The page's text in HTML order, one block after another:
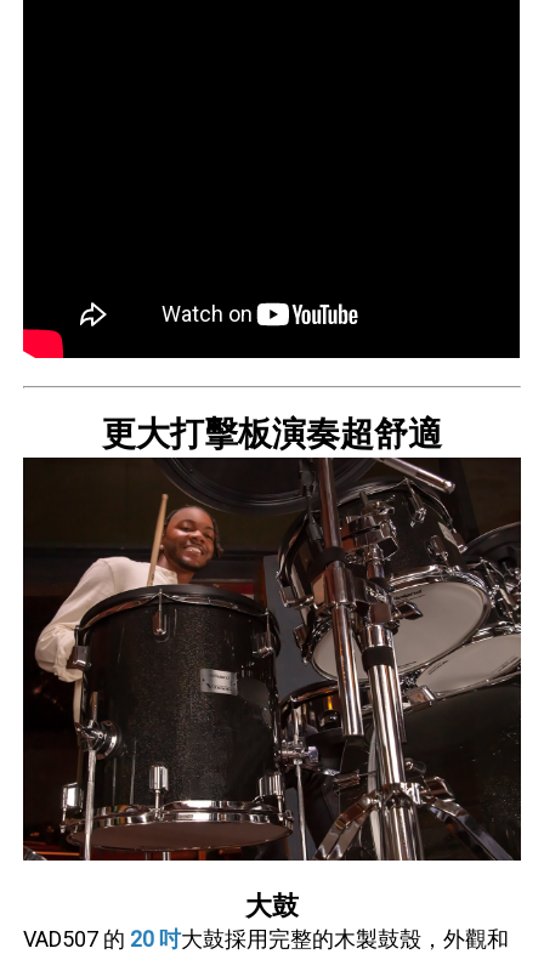
更大打擊板演奏超舒適
大鼓
VAD507 的 20 吋大鼓採用完整的木製鼓殼，外觀和